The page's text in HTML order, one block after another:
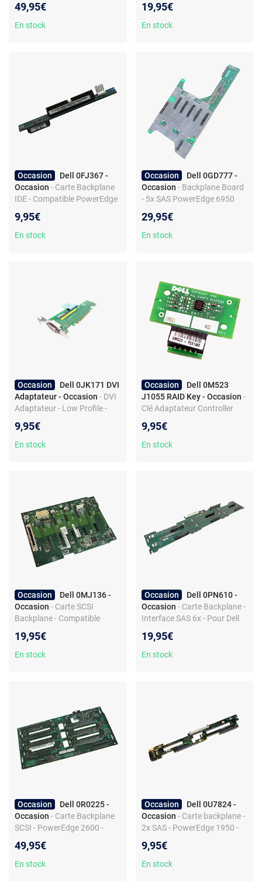
49,95€
En stock
- Pour Dell PowerEdge 2950
19,95€
En stock
Occasion
Dell 0FJ367 -
Occasion - Carte Backplane
IDE - Compatible PowerEdge
Second main
9,95€
En stock
Occasion
Dell 0GD777 -
Occasion - Backplane Board
- 5x SAS PowerEdge 6950
29,95€
En stock
Occasion
Dell 0JK171 DVI
Adaptateur - Occasion - DVI
Adaptateur - Low Profile -
9,95€
En stock
Occasion
Dell 0M523
J1055 RAID Key - Occasion -
Clé Adaptateur Controller
main
9,95€
En stock
Occasion
Dell 0MJ136 -
Occasion - Carte SCSI
Backplane - Compatible
SCSI 6 ports - Produit de
seconde main
19,95€
En stock
Occasion
Dell 0PN610 -
Occasion - Carte Backplane -
Interface SAS 6x - Pour Dell
19,95€
En stock
Occasion
Dell 0R0225 -
Occasion - Carte Backplane
SCSI - PowerEdge 2600 -
seconde main
49,95€
En stock
Occasion
Dell 0U7824 -
Occasion - Carte backplane -
2x SAS - PowerEdge 1950 -
9,95€
En stock